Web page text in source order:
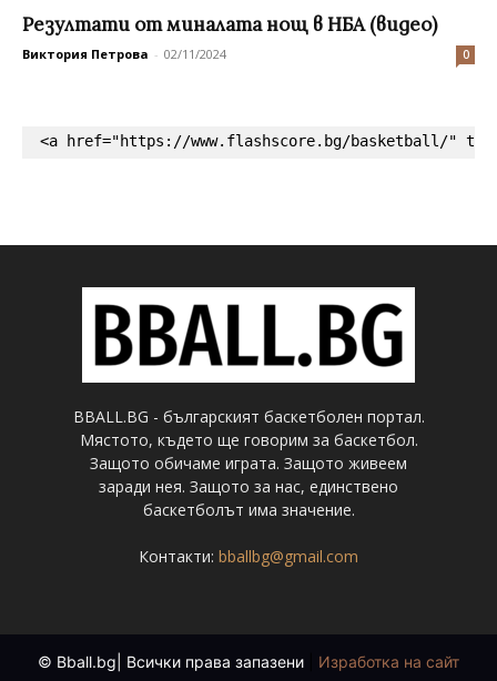
Резултати от миналата нощ в НБА (видео)
Виктория Петрова - 02/11/2024 0
<a href="https://www.flashscore.bg/basketball/"
BBALL.BG - българският баскетболен портал.
Мястото, където ще говорим за баскетбол.
Защото обичаме играта. Защото живеем
заради нея. Защото за нас, единствено
баскетболът има значение.
Контакти: bballbg@gmail.com
© Bball.bg| Всички права запазени Изработка на сайт